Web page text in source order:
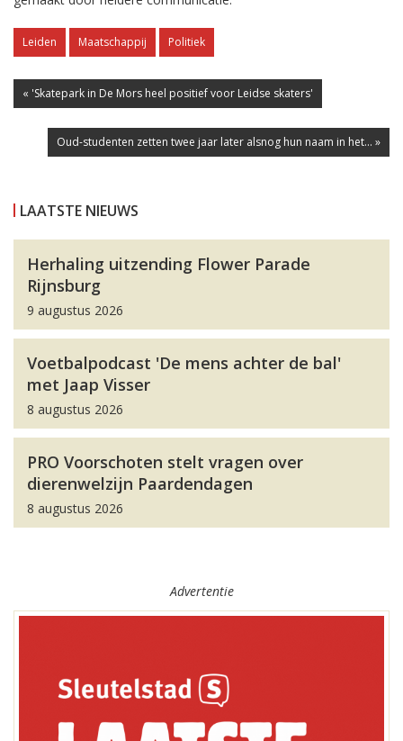
Leiden Maatschappij Politiek
« 'Skatepark in De Mors heel positief voor Leidse skaters'
Oud-studenten zetten twee jaar later alsnog hun naam in het... »
LAATSTE NIEUWS
Herhaling uitzending Flower Parade
Rijnsburg
9 augustus 2026
Voetbalpodcast 'De mens achter de bal'
met Jaap Visser
8 augustus 2026
PRO Voorschoten stelt vragen over
dierenwelzijn Paardendagen
8 augustus 2026
Advertentie